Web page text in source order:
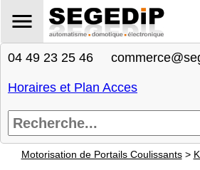
04 49 23 25 46
Horaires et Plan Acces
Motorisation de Portails Coulissants>